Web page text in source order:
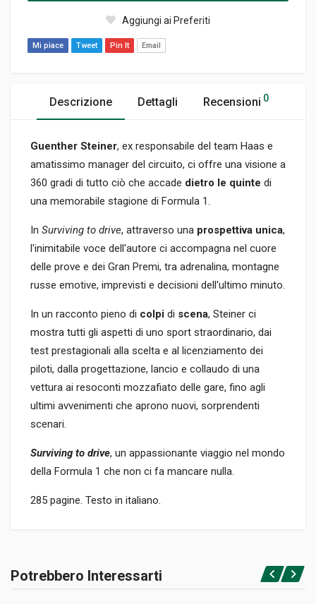
Aggiungi ai Preferiti
Mi piace Tweet Pin It Email
Descrizione Dettagli Recensioni 0
Guenther Steiner, ex responsabile del team Haas e
amatissimo manager del circuito, ci offre una visione a
360 gradi di tutto ciò che accade dietro le quinte di
una memorabile stagione di Formula 1.
In Surviving to drive, attraverso una prospettiva unica,
l'inimitabile voce dell'autore ci accompagna nel cuore
delle prove e dei Gran Premi, tra adrenalina, montagne
russe emotive, imprevisti e decisioni dell'ultimo minuto.
In un racconto pieno di colpi di scena, Steiner ci
mostra tutti gli aspetti di uno sport straordinario, dai
test prestagionali alla scelta e al licenziamento dei
piloti, dalla progettazione, lancio e collaudo di una
vettura ai resoconti mozzafiato delle gare, fino agli
ultimi avvenimenti che aprono nuovi, sorprendenti
scenari.
Surviving to drive, un appassionante viaggio nel mondo
della Formula 1 che non ci fa mancare nulla.
285 pagine. Testo in italiano.
Brossura
Accedi o registrati
Potrebbero Interessarti